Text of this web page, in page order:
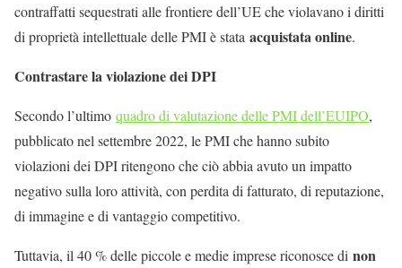
contraffatti sequestrati alle frontiere dell’UE che violavano i diritti
di proprietà intellettuale delle PMI è stata acquistata online.
Contrastare la violazione dei DPI
Secondo l’ultimo quadro di valutazione delle PMI dell’EUIPO,
pubblicato nel settembre 2022, le PMI che hanno subito
violazioni dei DPI ritengono che ciò abbia avuto un impatto
negativo sulla loro attività, con perdita di fatturato, di reputazione,
di immagine e di vantaggio competitivo.
Tuttavia, il 40 % delle piccole e medie imprese riconosce di non